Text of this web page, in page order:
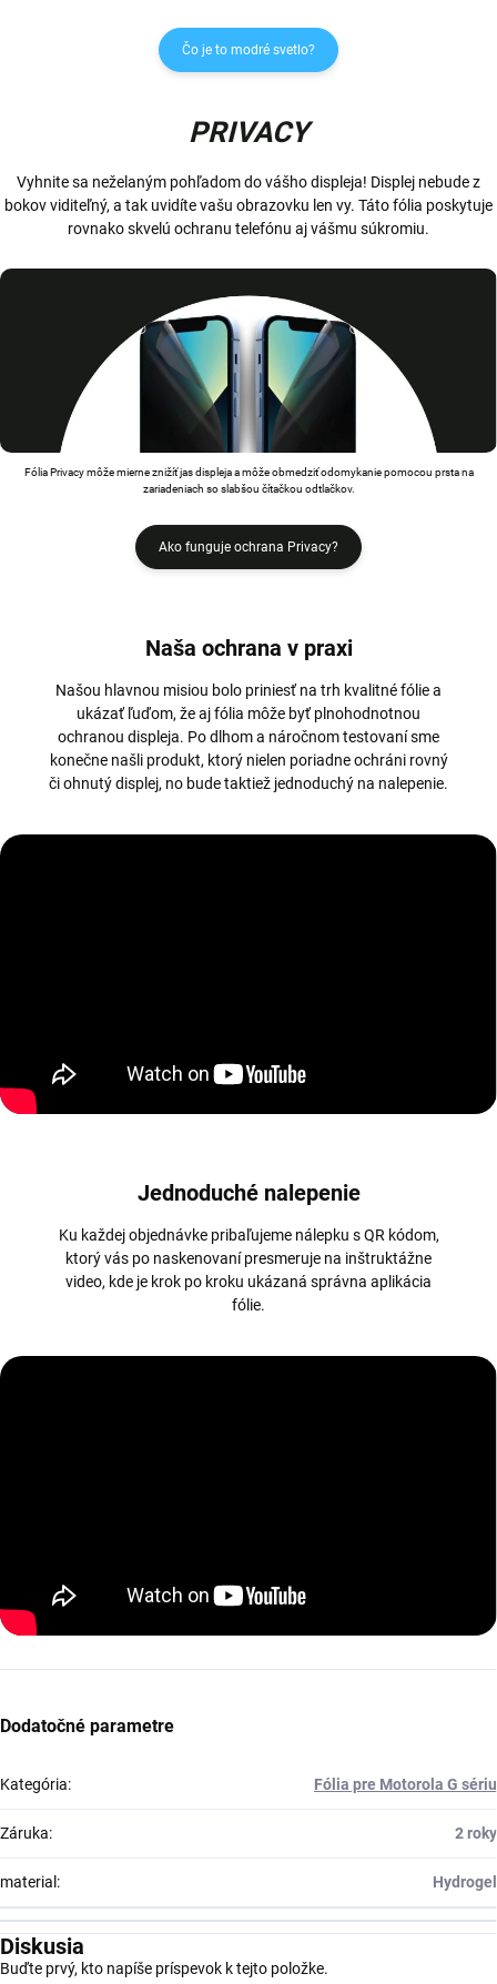
Čo je to modré svetlo?
PRIVACY
Vyhnite sa neželaným pohľadom do vášho displeja! Displej nebude z
bokov viditeľný, a tak uvidíte vašu obrazovku len vy. Táto fólia poskytuje
rovnako skvelú ochranu telefónu aj vášmu súkromiu.
Fólia Privacy môže mierne znižíť jas displeja a môže obmedziť odomykanie pomocou prsta na
zariadeniach so slabšou čítačkou odtlačkov.
Ako funguje ochrana Privacy?
Naša ochrana v praxi
Našou hlavnou misiou bolo priniesť na trh kvalitné fólie a
ukázať ľuďom, že aj fólia môže byť plnohodnotnou
ochranou displeja. Po dlhom a náročnom testovaní sme
konečne našli produkt, ktorý nielen poriadne ochráni rovný
či ohnutý displej, no bude taktiež jednoduchý na nalepenie.
Jednoduché nalepenie
Ku každej objednávke pribaľujeme nálepku s QR kódom,
ktorý vás po naskenovaní presmeruje na inštruktážne
video, kde je krok po kroku ukázaná správna aplikácia
fólie.
Dodatočné parametre
Kategória: Fólia pre Motorola G sériu
Záruka: 2 roky
material: Hydrogel
Diskusia
Buďte prvý, kto napíše príspevok k tejto položke.